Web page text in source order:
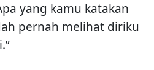
yang kamu katakan
pernah melihat diriku